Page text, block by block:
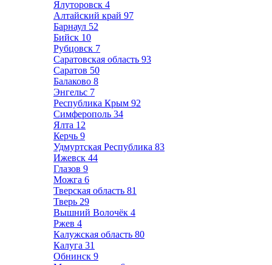
Ялуторовск 4
Алтайский край 97
Барнаул 52
Бийск 10
Рубцовск 7
Саратовская область 93
Саратов 50
Балаково 8
Энгельс 7
Республика Крым 92
Симферополь 34
Ялта 12
Керчь 9
Удмуртская Республика 83
Ижевск 44
Глазов 9
Можга 6
Тверская область 81
Тверь 29
Вышний Волочёк 4
Ржев 4
Калужская область 80
Калуга 31
Обнинск 9